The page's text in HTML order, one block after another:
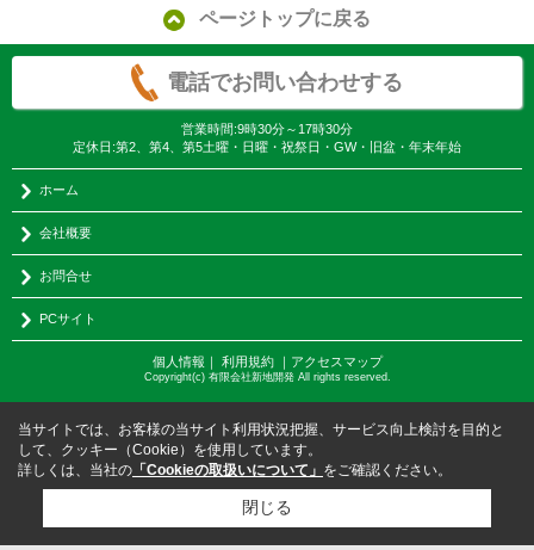
ページトップに戻る
電話でお問い合わせする
営業時間:9時30分～17時30分
定休日:第2、第4、第5土曜・日曜・祝祭日・GW・旧盆・年末年始
ホーム
会社概要
お問合せ
PCサイト
個人情報 ｜ 利用規約｜ アクセスマップ
Copyright(c) 有限会社新地開発 All rights reserved.
当サイトでは、お客様の当サイト利用状況把握、サービス向上検討を目的と
して、クッキー（Cookie）を使用しています。
詳しくは、当社の 「Cookieの取扱いについて」 をご確認ください。
閉じる